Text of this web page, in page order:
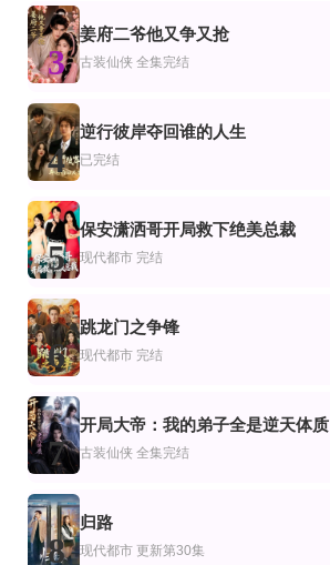
凤栖梧
复读三年，我的大学长腿跑了
江教授的掌心娇
已完结
震惊值拉满，灾荒年我靠系统翻身
一口气看完
公子实在太正义了
已完结
富家千金下嫁穷书生新婚喜脉竟是三胎
全集完结
我都成剑仙了，你说我娘子是妖魔
全集完结
周先生隐婚关系请保密
崔晓&张秋博
正片
穿书女频：女帝率领百官求我复合
3
姜府二爷他又争又抢
古装仙侠 全集完结
4
逆行彼岸夺回谁的人生
已完结
5
保安潇洒哥开局救下绝美总裁
现代都市 完结
6
跳龙门之争锋
现代都市 完结
7
开局大帝：我的弟子全是逆天体质
古装仙侠 全集完结
8
归路
现代都市 更新第30集